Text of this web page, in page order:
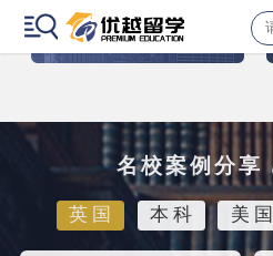
名校案例分享
英国 本科 美国